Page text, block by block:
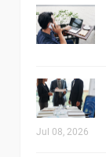
Jul 08, 2026